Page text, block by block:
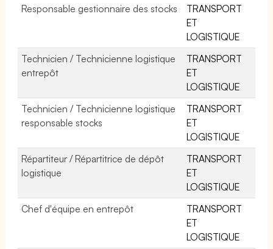
Responsable gestionnaire des stocks
TRANSPORT
ET
LOGISTIQUE
Technicien / Technicienne logistique
entrepôt
TRANSPORT
ET
LOGISTIQUE
Technicien / Technicienne logistique
responsable stocks
TRANSPORT
ET
LOGISTIQUE
Répartiteur / Répartitrice de dépôt
logistique
TRANSPORT
ET
LOGISTIQUE
Chef d'équipe en entrepôt
TRANSPORT
ET
LOGISTIQUE